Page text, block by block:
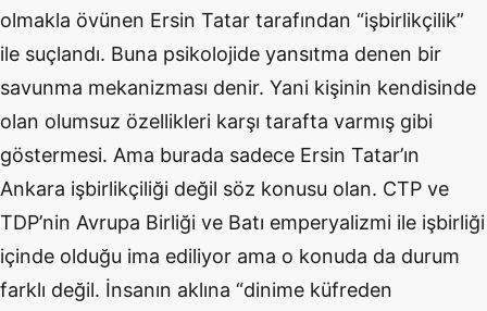
olmakla övünen Ersin Tatar tarafından “işbirlikçilik”
ile suçlandı. Buna psikolojide yansıtma denen bir
savunma mekanizması denir. Yani kişinin kendisinde
olan olumsuz özellikleri karşı tarafta varmış gibi
göstermesi. Ama burada sadece Ersin Tatar’ın
Ankara işbirlikçiliği değil söz konusu olan. CTP ve
TDP’nin Avrupa Birliği ve Batı emperyalizmi ile işbirliği
içinde olduğu ima ediliyor ama o konuda da durum
farklı değil. İnsanın aklına “dinime küfreden